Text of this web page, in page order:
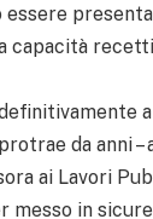
essere
capacità
da anni –
ai Lavori
messo in